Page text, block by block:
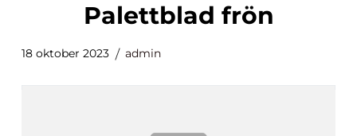
palettblad frön
18 oktober 2023 admin